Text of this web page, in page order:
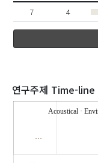
7 4
연구주제 Time-line
Acoustical ·
'기경석(Kyong